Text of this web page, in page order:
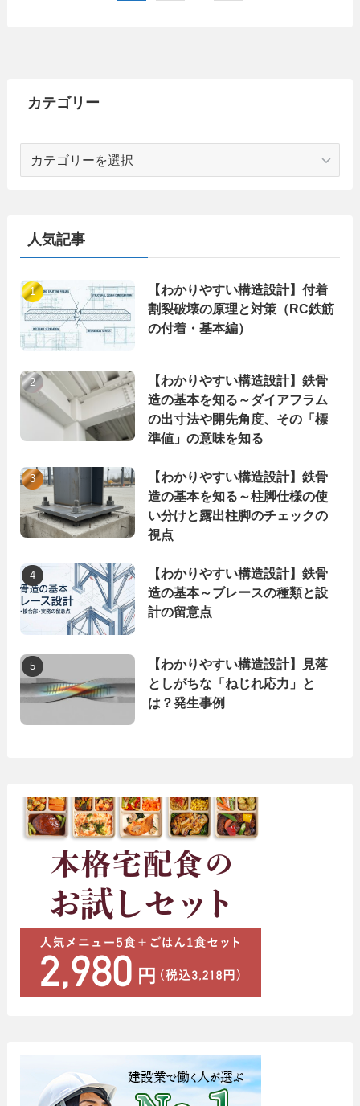
カテゴリー
人気記事
【わかりやすい構造設計】付着
割裂破壊の原理と対策（RC鉄筋
の付着・基本編）
【わかりやすい構造設計】鉄骨
造の基本を知る～ダイアフラム
の出寸法や開先角度、その「標
準値」の意味を知る
【わかりやすい構造設計】鉄骨
造の基本を知る～柱脚仕様の使
い分けと露出柱脚のチェックの
視点
【わかりやすい構造設計】鉄骨
造の基本～ブレースの種類と設
計の留意点
【わかりやすい構造設計】見落
としがちな「ねじれ応力」と
は？発生事例